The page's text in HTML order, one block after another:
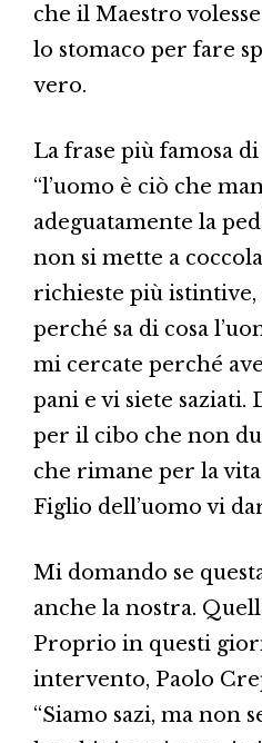
che il Maestro
lo stomaco per fare
vero.
La frase più famosa
“l’uomo è ciò che
adeguatamente la
non si mette a
richieste più istintive,
perché sa di cosa
mi cercate perché
pani e vi siete saziati.
per il cibo che non
che rimane per la
Figlio dell’uomo vi
Mi domando se
anche la nostra.
Proprio in questi
intervento, Paolo
“Siamo sazi, ma non